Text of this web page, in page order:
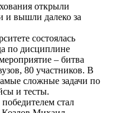
открыли
и вышли далеко за
состоялась
по дисциплине
– битва
80 участников. В
сложные задачи по
и тесты.
стал